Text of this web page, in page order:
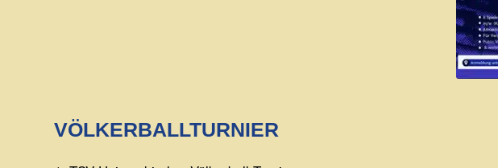
VÖLKERBALLTURNIER